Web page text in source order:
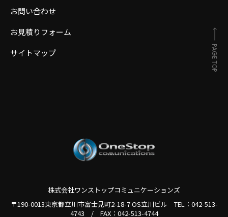
お問い合わせ
お見積りフォーム
サイトマップ
株式会社ワンストップコミュニケーションズ
〒190-0013東京都立川市富士見町2-18-7 OS立川ビル TEL： 042-513-
4743 / FAX：042-513-4744
PAGE TOP